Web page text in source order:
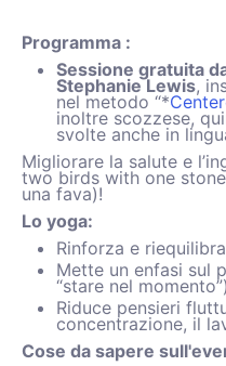
Programma :
Sessione gratuita
Stephanie Lewis,
nel metodo “*
inoltre scozzese,
svolte anche in
Migliorare la salute e
two birds with one
una fava)!
Lo yoga:
Rinforza e
Mette un enfasi sul
“stare nel momento”)
Riduce pensieri
concentrazione, il
Cose da sapere